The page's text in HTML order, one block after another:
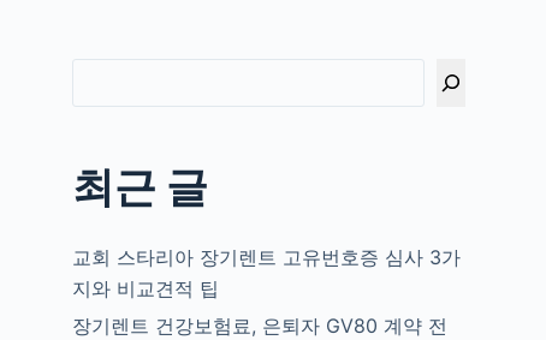
최근 글
교회 스타리아 장기렌트 고유번호증 심사 3가
지와 비교견적 팁
장기렌트 건강보험료, 은퇴자 GV80 계약 전